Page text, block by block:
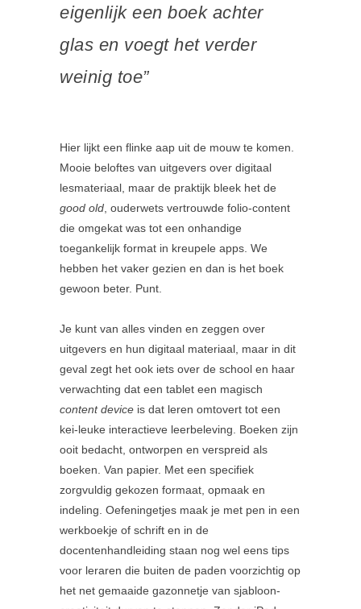
eigenlijk een boek achter
glas en voegt het verder
weinig toe”
Hier lijkt een flinke aap uit de mouw te komen.
Mooie beloftes van uitgevers over digitaal
lesmateriaal, maar de praktijk bleek het de
good old , ouderwets vertrouwde folio-content
die omgekat was tot een onhandige
toegankelijk format in kreupele apps. We
hebben het vaker gezien en dan is het boek
gewoon beter. Punt.
Je kunt van alles vinden en zeggen over
uitgevers en hun digitaal materiaal, maar in dit
geval zegt het ook iets over de school en haar
verwachting dat een tablet een magisch
content device is dat leren omtovert tot een
kei-leuke interactieve leerbeleving. Boeken zijn
ooit bedacht, ontworpen en verspreid als
boeken. Van papier. Met een specifiek
zorgvuldig gekozen formaat, opmaak en
indeling. Oefeningetjes maak je met pen in een
werkboekje of schrift en in de
docentenhandleiding staan nog wel eens tips
voor leraren die buiten de paden voorzichtig op
het net gemaaide gazonnetje van sjabloon-